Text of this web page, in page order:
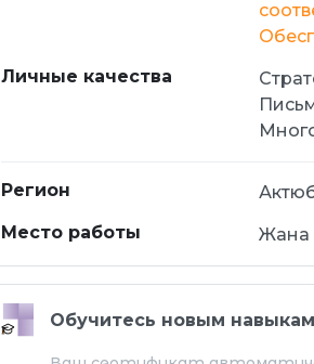
Личные качества
Регион
Место работы
Жана
Обучитесь новым